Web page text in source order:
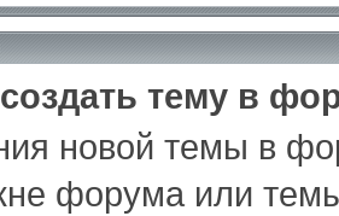
тему в
новой темы в
форума или